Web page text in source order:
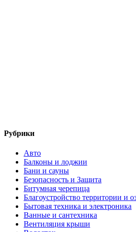
Рубрики
Авто
Балконы и лоджии
Бани и сауны
Безопасность и Защита
Битумная черепица
Благоустройство территории и
Бытовая техника и электроника
Ванные и сантехника
Вентиляция крыши